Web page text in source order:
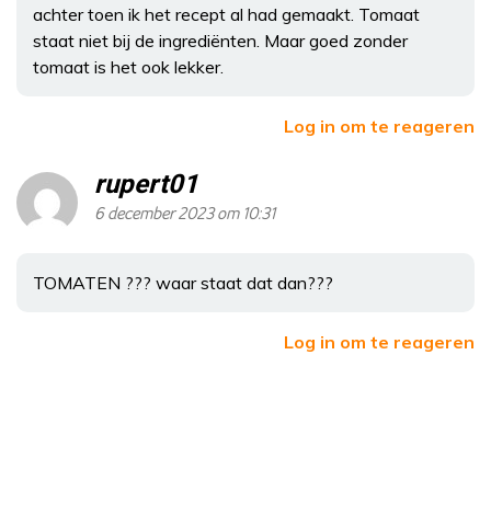
achter toen ik het recept al had gemaakt. Tomaat
staat niet bij de ingrediënten. Maar goed zonder
tomaat is het ook lekker.
Log in om te reageren
rupert01
6 december 2023 om 10:31
TOMATEN ??? waar staat dat dan???
Log in om te reageren